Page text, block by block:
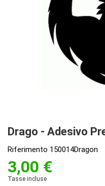
Drago - Adesivo
Riferimento 150014Dragon
3,00 €
Tasse incluse